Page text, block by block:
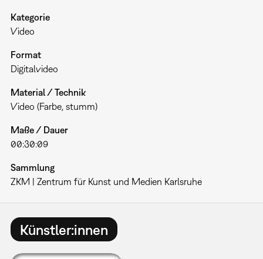
Kategorie
Video
Format
Digitalvideo
Material / Technik
Video (Farbe, stumm)
Maße / Dauer
00:30:09
Sammlung
ZKM | Zentrum für Kunst und Medien Karlsruhe
Künstler:innen